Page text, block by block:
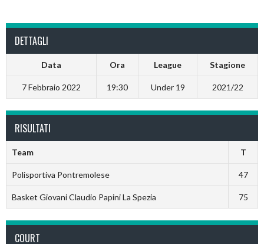
DETTAGLI
Data Ora League Stagione
7 Febbraio 2022 19:30 Under 19 2021/22
RISULTATI
Team T
Polisportiva Pontremolese 47
Basket Giovani Claudio Papini La Spezia 75
COURT